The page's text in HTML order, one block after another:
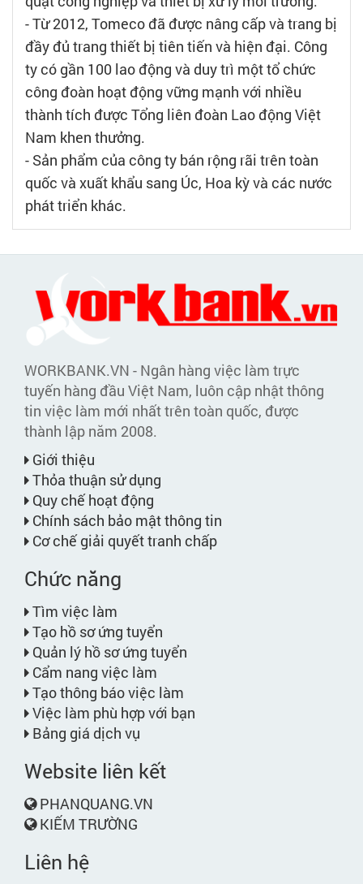
- Từ 2012, Tomeco đã được nâng cấp và trang bị
đầy đủ trang thiết bị tiên tiến và hiện đại. Công
ty có gần 100 lao động và duy trì một tổ chức
công đoàn hoạt động vững mạnh với nhiều
thành tích được Tổng liên đoàn Lao động Việt
Nam khen thưởng.
- Sản phẩm của công ty bán rộng rãi trên toàn
quốc và xuất khẩu sang Úc, Hoa kỳ và các nước
phát triển khác.
WORKBANK.VN - Ngân hàng việc làm trực
tuyến hàng đầu Việt Nam, luôn cập nhật thông
tin việc làm mới nhất trên toàn quốc, được
thành lập năm 2008.
Giới thiệu
Thỏa thuận sử dụng
Quy chế hoạt động
Chính sách bảo mật thông tin
Cơ chế giải quyết tranh chấp
Chức năng
Tìm việc làm
Tạo hồ sơ ứng tuyển
Quản lý hồ sơ ứng tuyển
Cẩm nang việc làm
Tạo thông báo việc làm
Việc làm phù hợp với bạn
Bảng giá dịch vụ
Website liên kết
PHANQUANG.VN
KIẾM TRƯỜNG
Liên hệ